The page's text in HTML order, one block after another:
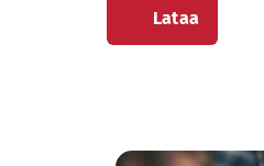
Sivu avautuu
Lataa